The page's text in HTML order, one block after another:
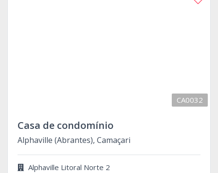
CA0032
Casa de condomínio
Alphaville (Abrantes), Camaçari
Alphaville Litoral Norte 2